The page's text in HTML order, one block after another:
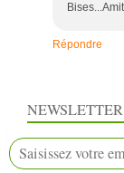
Répondre
NEWSLETTER